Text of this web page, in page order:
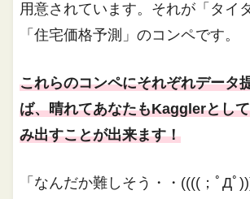
用意されています。それが「タイ
「住宅価格予測」のコンペです。
これらのコンペにそれぞれデータ
ば、晴れてあなたもKagglerとし
み出すことが出来ます！
「なんだか難しそう・・((((；ﾟДﾟ